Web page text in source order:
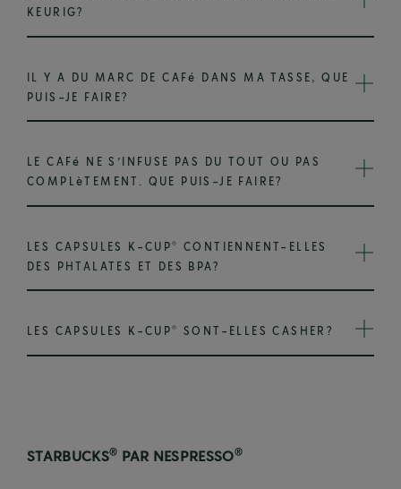
KEURIG?
IL Y A DU MARC DE CAFé DANS MA TASSE, QUE
PUIS-JE FAIRE?
LE CAFé NE S’INFUSE PAS DU TOUT OU PAS
COMPLèTEMENT. QUE PUIS-JE FAIRE?
LES CAPSULES K-CUP®
CONTIENNENT-ELLES
DES PHTALATES ET DES BPA?
LES CAPSULES K-CUP® SONT-ELLES CASHER?
STARBUCKS® PAR NESPRESSO®